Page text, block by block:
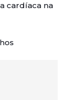
cardíaca na